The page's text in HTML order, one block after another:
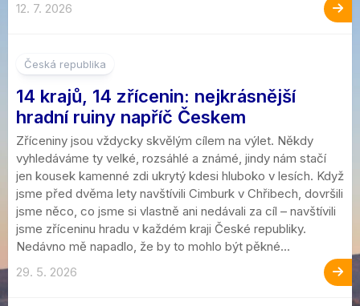
12. 7. 2026
Česká republika
14 krajů, 14 zřícenin: nejkrásnější
hradní ruiny napříč Českem
Zříceniny jsou vždycky skvělým cílem na výlet. Někdy
vyhledáváme ty velké, rozsáhlé a známé, jindy nám stačí
jen kousek kamenné zdi ukrytý kdesi hluboko v lesích. Když
jsme před dvěma lety navštívili Cimburk v Chřibech, dovršili
jsme něco, co jsme si vlastně ani nedávali za cíl – navštívili
jsme zříceninu hradu v každém kraji České republiky.
Nedávno mě napadlo, že by to mohlo být pěkné...
29. 5. 2026